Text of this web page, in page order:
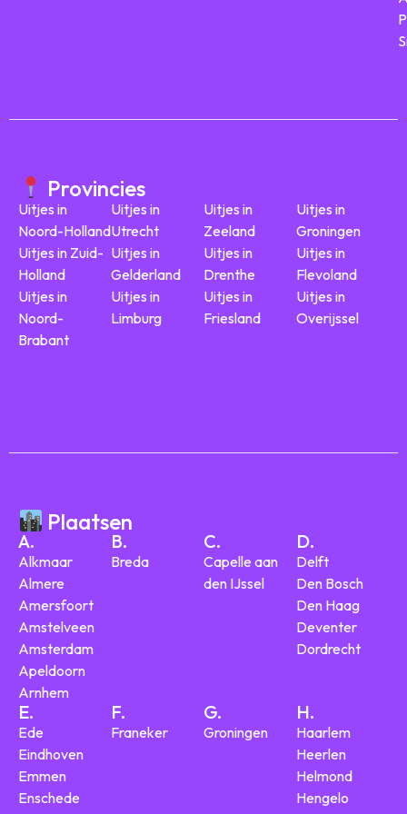
Provincies
Uitjes in
Noord-Holland
Uitjes in Zuid-
Holland
Uitjes in
Noord-
Brabant
Uitjes in
Utrecht
Uitjes in
Gelderland
Uitjes in
Limburg
Uitjes in
Zeeland
Uitjes in
Drenthe
Uitjes in
Friesland
Uitjes in
Groningen
Uitjes in
Flevoland
Uitjes in
Overijssel
Plaatsen
A.
Alkmaar
Almere
Amersfoort
Amstelveen
Amsterdam
Apeldoorn
Arnhem
B.
Breda
C.
Capelle aan
den IJssel
D.
Delft
Den Bosch
Den Haag
Deventer
Dordrecht
E.
Ede
Eindhoven
Emmen
Enschede
F.
Franeker
G.
Groningen
H.
Haarlem
Heerlen
Helmond
Hengelo